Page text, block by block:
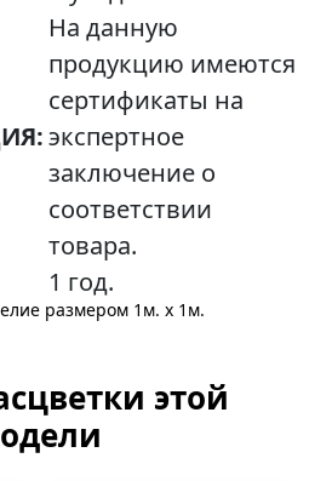
На данную
продукцию имеются
сертификаты на
экспертное
заключение о
соответствии
товара.
1 год.
размером 1м. x 1м.
этой